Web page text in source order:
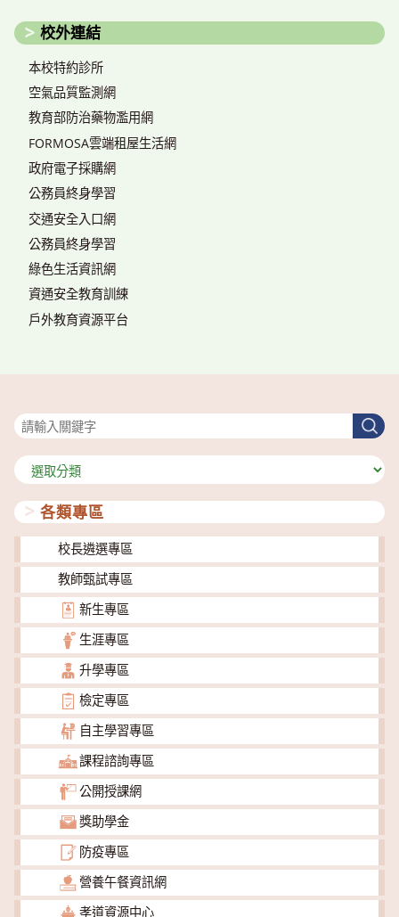
校外連結
本校特約診所
空氣品質監測網
教育部防治藥物濫用網
FORMOSA雲端租屋生活網
政府電子採購網
公務員終身學習
交通安全入口網
公務員終身學習
綠色生活資訊網
資通安全教育訓練
戶外教育資源平台
搜
尋
分
類
各類專區
校長遴選專區
教師甄試專區
新生專區
生涯專區
升學專區
檢定專區
自主學習專區
課程諮詢專區
公開授課網
獎助學金
防疫專區
營養午餐資訊網
孝道資源中心